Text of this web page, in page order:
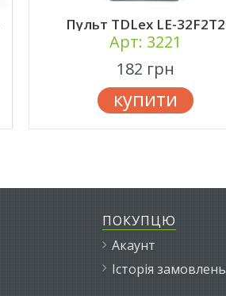
Пульт TDLex LE-32F2T2
Арт: 3221
182 грн
купити
ПОКУПЦЮ
Акаунт
Історія замовлень